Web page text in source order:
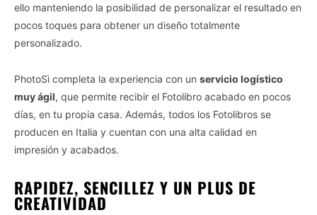
ello manteniendo la posibilidad de personalizar el resultado en
pocos toques para obtener un diseño totalmente
personalizado.
PhotoSì completa la experiencia con un servicio logístico
muy ágil, que permite recibir el Fotolibro acabado en pocos
días, en tu propia casa. Además, todos los Fotolibros se
producen en Italia y cuentan con una alta calidad en
impresión y acabados.
RAPIDEZ, SENCILLEZ Y UN PLUS DE
CREATIVIDAD